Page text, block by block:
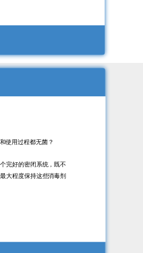
使用过程都无菌？
完好的密闭系统，既不
大程度保持这些消毒剂